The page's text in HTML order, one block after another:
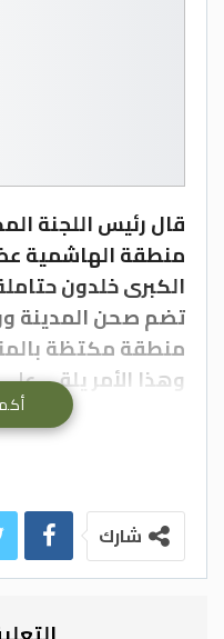
قال رئيس اللجنة
منطقة الهاشمية
الكبرى خلدون
تضم صحن المدينة
منطقة مكتظة
وهذا الأمر يلقي
المسؤوليات لخدمة
الثلاثين وحتى
وحتى المجمع
وبين الحتاملة ان
شارك